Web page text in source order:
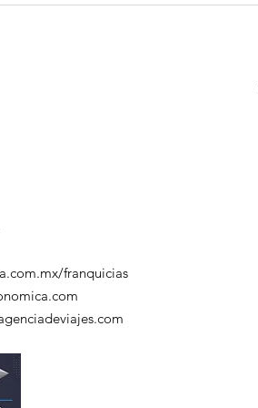
franquicias